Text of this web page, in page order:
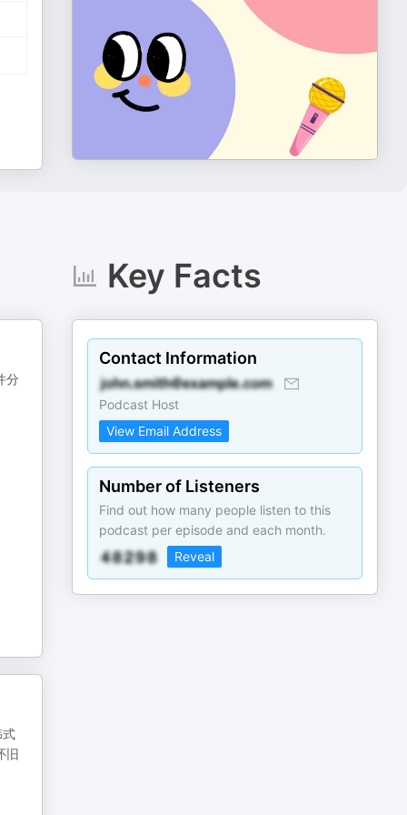
分
式
旧
Key Facts
Contact Information
Podcast Host
View Email Address
Number of Listeners
Find out how many people listen to this
podcast per episode and each month.
Reveal